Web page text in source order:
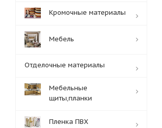
Кромочные материалы
Мебель
Отделочные материалы
Мебельные
щиты,планки
Пленка ПВХ